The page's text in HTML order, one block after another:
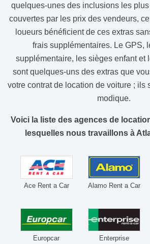
quelques-unes des inclusions les
couvertes par les prix des vendeurs,
loueurs bénéficient de ces extras
frais supplémentaires. Le GPS,
supplémentaire, les sièges enfant et
sont quelques-uns des extras que
votre contrat de location de voiture ; ils
modique.
Voici la liste des agences de
lesquelles nous travaillons à
Ace Rent a Car Alamo Rent a Car
Europcar Enterprise